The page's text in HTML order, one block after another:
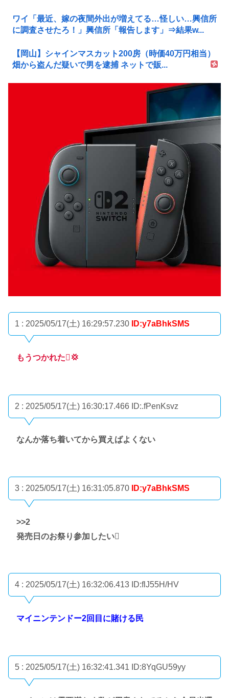
ワイ「最近、嫁の夜間外出が増えてる…怪しい…興信所
に調査させたろ！」興信所「報告します」⇒結果w...
【岡山】シャインマスカット200房（時価40万円相当）
畑から盗んだ疑いで男を逮捕 ネットで販...
1 : 2025/05/17(土) 16:29:57.230 ID:y7aBhkSMS
もうつかれた🫩💢
2 : 2025/05/17(土) 16:30:17.466 ID:.fPenKsvz
なんか落ち着いてから買えばよくない
3 : 2025/05/17(土) 16:31:05.870 ID:y7aBhkSMS
>>2
発売日のお祭り参加したい🫩
4 : 2025/05/17(土) 16:32:06.413 ID:flJ55H/HV
マイニンテンドー2回目に賭ける民
5 : 2025/05/17(土) 16:32:41.341 ID:8YqGU59yy